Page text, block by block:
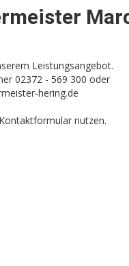
Leistungsangebot.
02372 - 569 300 oder
hering.de
nutzen.